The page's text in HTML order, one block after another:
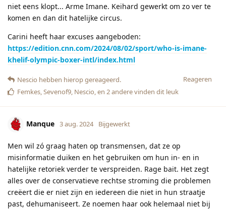
niet eens klopt... Arme Imane. Keihard gewerkt om zo ver te
komen en dan dit hatelijke circus.
Carini heeft haar excuses aangeboden:
https://edition.cnn.com/2024/08/02/sport/who-is-imane-
khelif-olympic-boxer-intl/index.html
Reageren
Nescio hebben hierop gereageerd.
Femkes,Sevenof9, Nescio, en 2anderevinden dit leuk
Manque 3 aug. 2024 Bijgewerkt
Men wil zó graag haten op transmensen, dat ze op
misinformatie duiken en het gebruiken om hun in- en in
hatelijke retoriek verder te verspreiden. Rage bait. Het zegt
alles over de conservatieve rechtse stroming die problemen
creëert die er niet zijn en iedereen die niet in hun straatje
past, dehumaniseert. Ze noemen haar ook helemaal niet bij